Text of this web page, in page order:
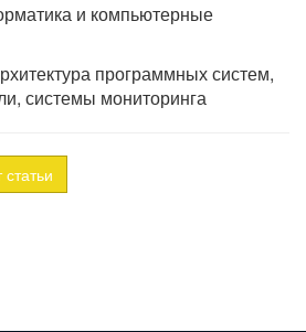
и компьютерные
программных систем,
системы мониторинга